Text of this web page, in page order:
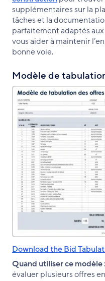
supplémentaires sur la
tâches et la
parfaitement adaptés
vous aider à maintenir
bonne voie.
Modèle de
Download the Bid
Quand utiliser ce modèle :
évaluer plusieurs offres